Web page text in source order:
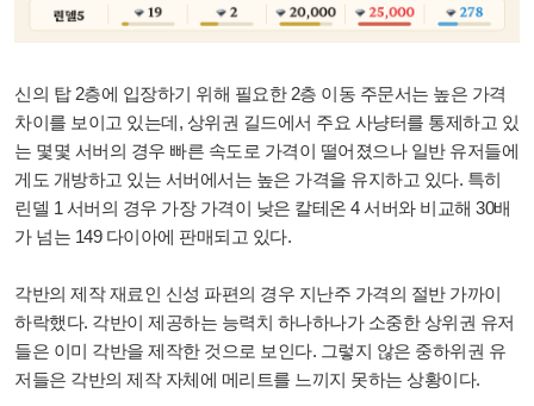
신의 탑 2층에 입장하기 위해 필요한 2층 이동 주문서는 높은 가격
차이를 보이고 있는데, 상위권 길드에서 주요 사냥터를 통제하고 있
는 몇몇 서버의 경우 빠른 속도로 가격이 떨어졌으나 일반 유저들에
게도 개방하고 있는 서버에서는 높은 가격을 유지하고 있다. 특히
린델 1 서버의 경우 가장 가격이 낮은 칼테온 4 서버와 비교해 30배
가 넘는 149 다이아에 판매되고 있다.
각반의 제작 재료인 신성 파편의 경우 지난주 가격의 절반 가까이
하락했다. 각반이 제공하는 능력치 하나하나가 소중한 상위권 유저
들은 이미 각반을 제작한 것으로 보인다. 그렇지 않은 중하위권 유
저들은 각반의 제작 자체에 메리트를 느끼지 못하는 상황이다.